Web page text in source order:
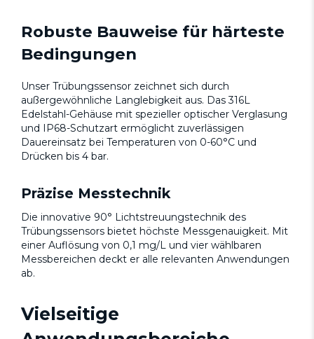
Robuste Bauweise für härteste
Bedingungen
Unser Trübungssensor zeichnet sich durch
außergewöhnliche Langlebigkeit aus. Das 316L
Edelstahl-Gehäuse mit spezieller optischer Verglasung
und IP68-Schutzart ermöglicht zuverlässigen
Dauereinsatz bei Temperaturen von 0-60°C und
Drücken bis 4 bar.
Präzise Messtechnik
Die innovative 90° Lichtstreuungstechnik des
Trübungssensors bietet höchste Messgenauigkeit. Mit
einer Auflösung von 0,1 mg/L und vier wählbaren
Messbereichen deckt er alle relevanten Anwendungen
ab.
Vielseitige